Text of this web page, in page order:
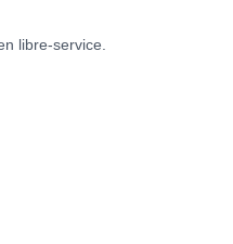
libre-service.